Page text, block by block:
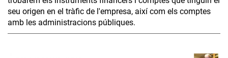
seu origen en el tràfic de l'empresa, així com els comptes
amb les administracions públiques.